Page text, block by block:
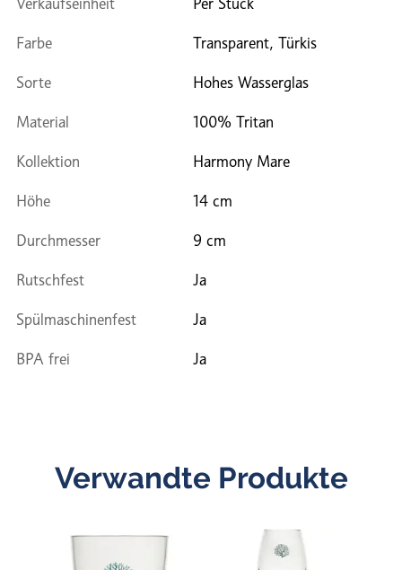
Farbe Transparent, Türkis
Sorte Hohes Wasserglas
Material 100% Tritan
Kollektion Harmony Mare
Höhe 14 cm
Durchmesser 9 cm
Rutschfest Ja
Spülmaschinenfest Ja
BPA frei Ja
Verwandte Produkte